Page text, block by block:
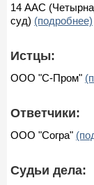
14 ААС
суд) (подробнее)
Истцы:
ООО "С-Пром"
Ответчики:
ООО "Согра"
Судьи дела: